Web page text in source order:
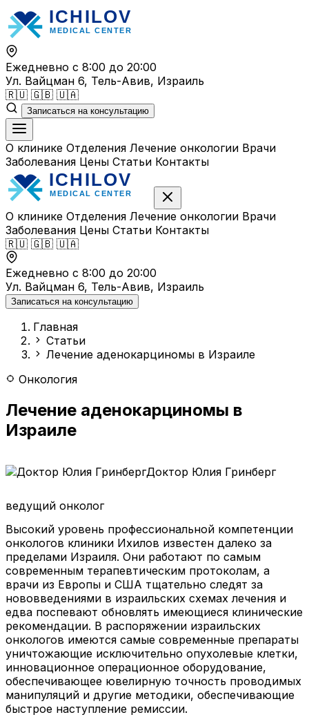
Перейти
к
содержимому
Ежедневно с 8:00 до 20:00
Ул. Вайцман 6, Тель-Авив, Израиль
🇷🇺 🇬🇧 🇺🇦
Записаться на консультацию
О клинике Отделения Лечение онкологии Врачи
Заболевания Цены Статьи Контакты
О клинике Отделения Лечение онкологии Врачи
Заболевания Цены Статьи Контакты
🇷🇺 🇬🇧 🇺🇦
Ежедневно с 8:00 до 20:00
Ул. Вайцман 6, Тель-Авив, Израиль
Записаться на консультацию
Главная
Статьи
Лечение аденокарциномы в Израиле
Онкология
Лечение аденокарциномы в
Израиле
Доктор Юлия Гринберг
ведущий онколог
Высокий уровень профессиональной компетенции
онкологов клиники Ихилов известен далеко за
пределами Израиля. Они работают по самым
современным терапевтическим протоколам, а
врачи из Европы и США тщательно следят за
нововведениями в израильских схемах лечения и
едва поспевают обновлять имеющиеся клинические
рекомендации. В распоряжении израильских
онкологов имеются самые современные препараты
уничтожающие исключительно опухолевые клетки,
инновационное операционное оборудование,
обеспечивающее ювелирную точность проводимых
манипуляций и другие методики, обеспечивающие
быстрое наступление ремиссии.